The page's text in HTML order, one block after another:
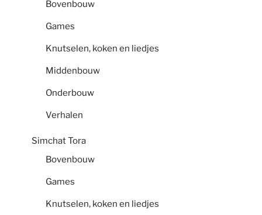
Bovenbouw
Games
Knutselen, koken en liedjes
Middenbouw
Onderbouw
Verhalen
Simchat Tora
Bovenbouw
Games
Knutselen, koken en liedjes